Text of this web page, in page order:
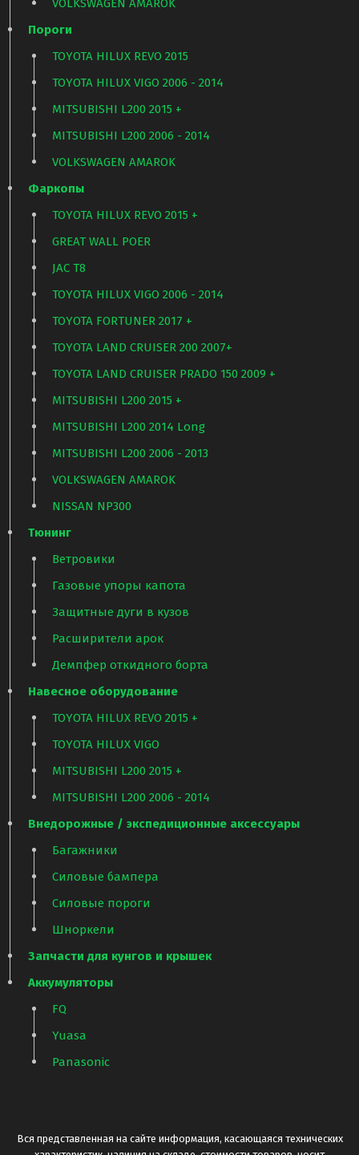
Пороги
TOYOTA HILUX REVO 2015
TOYOTA HILUX VIGO 2006 - 2014
MITSUBISHI L200 2015 +
MITSUBISHI L200 2006 - 2014
VOLKSWAGEN AMAROK
Фаркопы
TOYOTA HILUX REVO 2015 +
GREAT WALL POER
JAC T8
TOYOTA HILUX VIGO 2006 - 2014
TOYOTA FORTUNER 2017 +
TOYOTA LAND CRUISER 200 2007+
TOYOTA LAND CRUISER PRADO 150 2009 +
MITSUBISHI L200 2015 +
MITSUBISHI L200 2014 Long
MITSUBISHI L200 2006 - 2013
VOLKSWAGEN AMAROK
NISSAN NP300
Тюнинг
Ветровики
Газовые упоры капота
Защитные дуги в кузов
Расширители арок
Демпфер откидного борта
Навесное оборудование
TOYOTA HILUX REVO 2015 +
TOYOTA HILUX VIGO
MITSUBISHI L200 2015 +
MITSUBISHI L200 2006 - 2014
Внедорожные / экспедиционные аксессуары
Багажники
Силовые бампера
Силовые пороги
Шноркели
Запчасти для кунгов и крышек
Аккумуляторы
FQ
Yuasa
Panasonic
Вся представленная на сайте информация, касающаяся технических